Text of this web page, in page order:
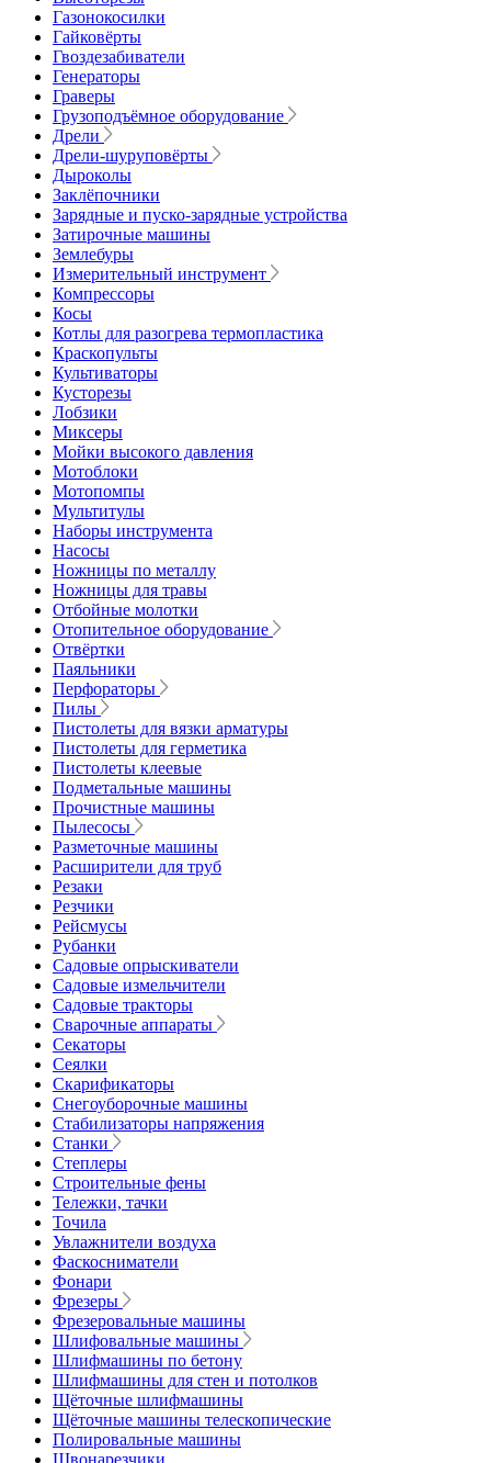
Газонокосилки
Гайковёрты
Гвоздезабиватели
Генераторы
Граверы
Грузоподъёмное оборудование
Дрели
Дрели-шуруповёрты
Дыроколы
Заклёпочники
Зарядные и пуско-зарядные устройства
Затирочные машины
Землебуры
Измерительный инструмент
Компрессоры
Косы
Котлы для разогрева термопластика
Краскопульты
Культиваторы
Кусторезы
Лобзики
Миксеры
Мойки высокого давления
Мотоблоки
Мотопомпы
Мультитулы
Наборы инструмента
Насосы
Ножницы по металлу
Ножницы для травы
Отбойные молотки
Отопительное оборудование
Отвёртки
Паяльники
Перфораторы
Пилы
Пистолеты для вязки арматуры
Пистолеты для герметика
Пистолеты клеевые
Подметальные машины
Прочистные машины
Пылесосы
Разметочные машины
Расширители для труб
Резаки
Резчики
Рейсмусы
Рубанки
Садовые опрыскиватели
Садовые измельчители
Садовые тракторы
Сварочные аппараты
Секаторы
Сеялки
Скарификаторы
Снегоуборочные машины
Стабилизаторы напряжения
Станки
Степлеры
Строительные фены
Тележки, тачки
Точила
Увлажнители воздуха
Фаскосниматели
Фонари
Фрезеры
Фрезеровальные машины
Шлифовальные машины
Шлифмашины по бетону
Шлифмашины для стен и потолков
Щёточные шлифмашины
Щёточные машины телескопические
Полировальные машины
Швонарезчики